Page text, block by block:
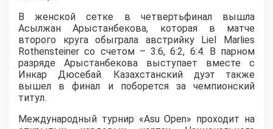
В женской сетке в четвертьфинал вышла
Асылжан Арыстанбекова, которая в матче
второго круга обыграла австрийку Liel Marlies
Rothensteiner со счетом – 3:6, 6:2, 6:4. В парном
разряде Арыстанбекова выступает вместе с
Инкар Дюсебай. Казахстанский дуэт также
вышел в финал и поборется за чемпионский
титул.
Международный турнир «Asu Open» проходит на